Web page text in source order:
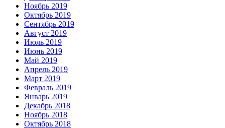
Ноябрь 2019
Октябрь 2019
Сентябрь 2019
Август 2019
Июль 2019
Июнь 2019
Май 2019
Апрель 2019
Март 2019
Февраль 2019
Январь 2019
Декабрь 2018
Ноябрь 2018
Октябрь 2018